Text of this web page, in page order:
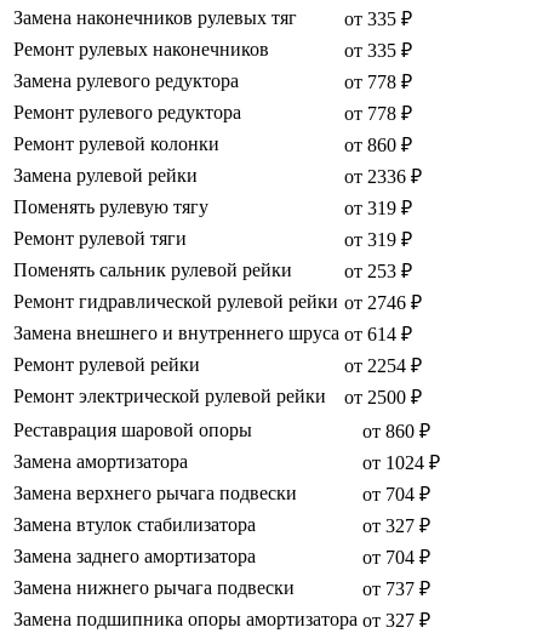
Замена наконечников рулевых тяг
от 335 ₽
Ремонт рулевых наконечников
от 335 ₽
Замена рулевого редуктора
от 778 ₽
Ремонт рулевого редуктора
от 778 ₽
Ремонт рулевой колонки
от 860 ₽
Замена рулевой рейки
от 2336 ₽
Поменять рулевую тягу
от 319 ₽
Ремонт рулевой тяги
от 319 ₽
Поменять сальник рулевой рейки
от 253 ₽
Ремонт гидравлической рулевой рейки от 2746 ₽
Замена внешнего и внутреннего шруса от 614 ₽
Ремонт рулевой рейки
от 2254 ₽
Ремонт электрической рулевой рейки
от 2500 ₽
Реставрация шаровой опоры
от 860 ₽
Замена амортизатора
от 1024 ₽
Замена верхнего рычага подвески
от 704 ₽
Замена втулок стабилизатора
от 327 ₽
Замена заднего амортизатора
от 704 ₽
Замена нижнего рычага подвески
от 737 ₽
Замена подшипника опоры амортизатора от 327 ₽